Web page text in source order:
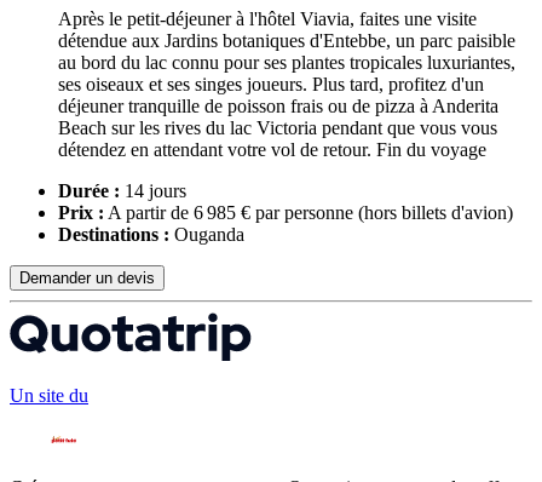
Après le petit-déjeuner à l'hôtel Viavia, faites une visite
détendue aux Jardins botaniques d'Entebbe, un parc paisible
au bord du lac connu pour ses plantes tropicales luxuriantes,
ses oiseaux et ses singes joueurs. Plus tard, profitez d'un
déjeuner tranquille de poisson frais ou de pizza à Anderita
Beach sur les rives du lac Victoria pendant que vous vous
détendez en attendant votre vol de retour. Fin du voyage
Durée : 14 jours
Prix : A partir de 6 985 € par personne (hors billets d'avion)
Destinations : Ouganda
Demander un devis
Un site du